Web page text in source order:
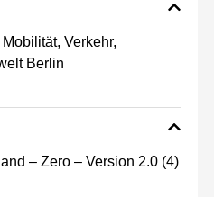
Verkehr,
Berlin
– Zero – Version 2.0 (4)